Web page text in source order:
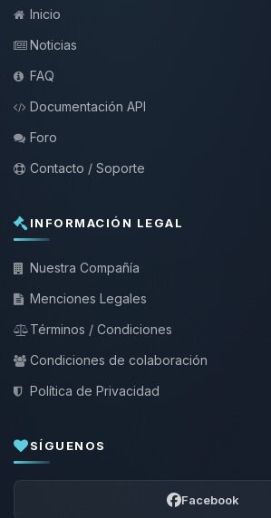
Inicio
Noticias
FAQ
Documentación API
Foro
Contacto / Soporte
INFORMACIÓN LEGAL
Nuestra Compañía
Menciones Legales
Términos / Condiciones
Condiciones de colaboración
Política de Privacidad
SÍGUENOS
Facebook